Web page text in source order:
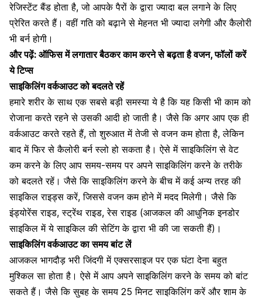
रेजिस्टेंट बैंड होता है, जो आपके पैरों के द्वारा ज्यादा बल लगाने के लिए
प्रेरित करते हैं। वहीं गति को बढ़ाने से मेहनत भी ज्यादा लगेगी और कैलोरी
भी बर्न होगी।
और पढ़ें: ऑफिस में लगातार बैठकर काम करने से बढ़ता है वजन, फॉलों करें
ये टिप्स
साइकिलिंग वर्कआउट को बदलते रहें
हमारे शरीर के साथ एक सबसे बड़ी समस्या ये है कि यह किसी भी काम को
रोजाना करते रहने से उसकी आदी हो जाती है। जैसे कि अगर आप एक ही
वर्कआउट करते रहते हैं, तो शुरुआत मेंतेजी से वजन कम होता है, लेकिन
बाद में फिर से कैलोरी बर्न स्लो हो सकता है। ऐसे में साइकिलिंग से वेट
कम करने के लिए आप समय-समय पर अपने साइकिलिंग करने के तरीके
को बदलते रहें। जैसे कि साइकिलिंग करने के बीच में कई अन्य तरह की
साइकिल राइड्स करें, जिससे वजन कम होने में मदद मिलेगी। जैसे कि
इंड्योरेंस राइड, स्ट्रेंथ राइड, रेस राइड (आजकल की आधुनिक इनडोर
साइकिल में ये साइकिल की सेटिंग के द्वारा भी की जा सकती हैं)।
साइकिलिंग वर्कआउट का समय बांट लें
आजकल भागदौड़ भरी जिंदगी में एक्सरसाइज पर एक घंटा देना बहुत
मुश्किल सा होता है। ऐसे में आप अपने साइकिलिंग करने के समय को बांट
सकते हैं। जैसे कि सुबह के समय 25 मिनट साइकिलिंग करें और शाम के